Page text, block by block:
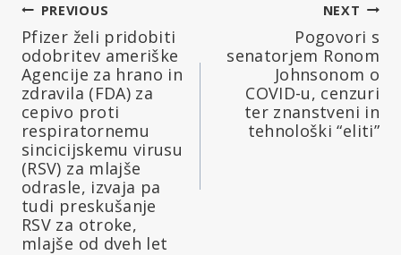
Navigacija
prispevka
PREVIOUS
Pfizer želi pridobiti
odobritev ameriške
Agencije za hrano in
zdravila (FDA) za
cepivo proti
respiratornemu
sincicijskemu virusu
(RSV) za mlajše
odrasle, izvaja pa
tudi preskušanje
RSV za otroke,
mlajše od dveh let
NEXT
Pogovori s
senatorjem Ronom
Johnsonom o
COVID-u, cenzuri
ter znanstveni in
tehnološki “eliti”